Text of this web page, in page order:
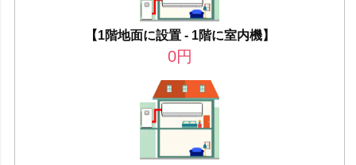
【1階地面に設置 - 1階に室内機】
0円